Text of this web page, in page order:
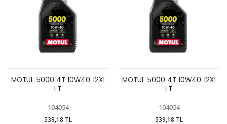
MOTUL 5000 4T 10W40 12X1
LT
104054
539,18 TL
MOTUL 5000 4T 10W40 12X1
LT
104054
539,18 TL